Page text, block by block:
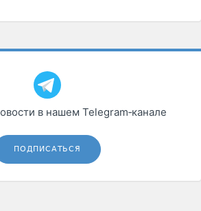
в нашем Telegram‑канале
ПОДПИСАТЬСЯ